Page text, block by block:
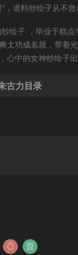
，谁料纱绘子从不曾
绘子 ，毕业于糕
太功成名就，带着
心中的女神纱绘子
古力目录